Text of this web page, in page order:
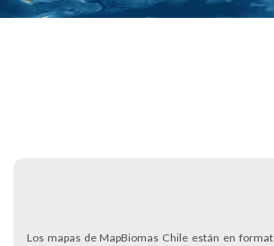
Los mapas de MapBiomas Chile están en